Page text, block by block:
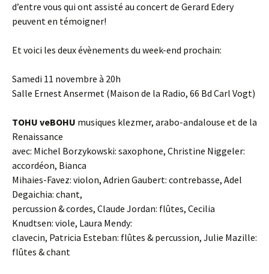
d’entre vous qui ont assisté au concert de Gerard Edery
peuvent en témoigner!
Et voici les deux évènements du week-end prochain:
Samedi 11 novembre à 20h
Salle Ernest Ansermet (Maison de la Radio, 66 Bd Carl Vogt)
TOHU veBOHU musiques klezmer, arabo-andalouse et de la
Renaissance
avec: Michel Borzykowski: saxophone, Christine Niggeler:
accordéon, Bianca
Mihaies-Favez: violon, Adrien Gaubert: contrebasse, Adel
Degaichia: chant,
percussion & cordes, Claude Jordan: flûtes, Cecilia
Knudtsen: viole, Laura Mendy:
clavecin, Patricia Esteban: flûtes & percussion, Julie Mazille:
flûtes & chant